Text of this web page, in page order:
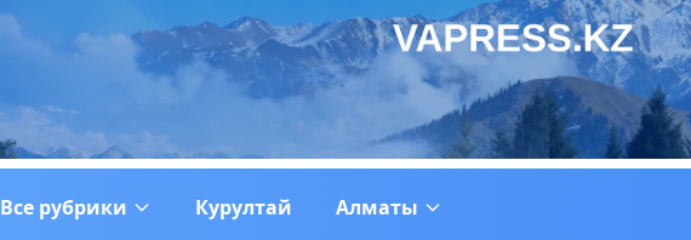
Все рубрики Курултай Алматы